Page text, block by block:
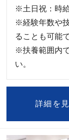
※土日祝：時
※経験年数や
ることも可能
※扶養範囲内
い。
詳細を